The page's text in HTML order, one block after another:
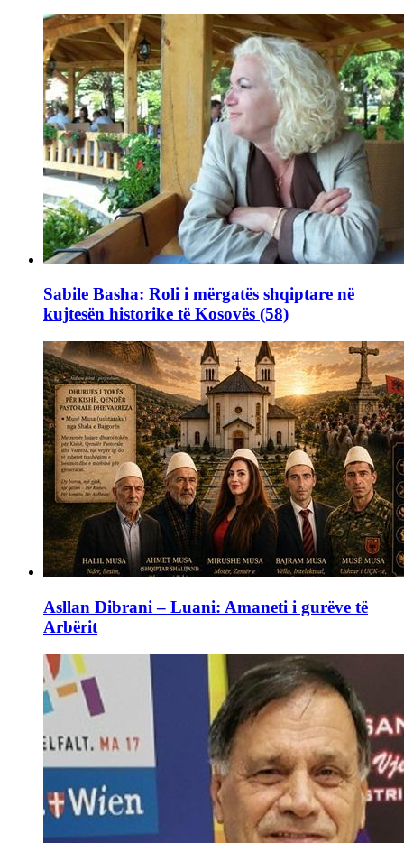
Sabile Basha: Roli i mërgatës shqiptare në
kujtesën historike të Kosovës (58)
Asllan Dibrani – Luani: Amaneti i gurëve të
Arbërit